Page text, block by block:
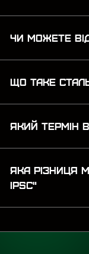
ЧИ МОЖЕТЕ
ЩО ТАКЕ СТАЛЬ
ЯКИЙ ТЕРМІН
ЯКА РІЗНИЦЯ
IPSC"